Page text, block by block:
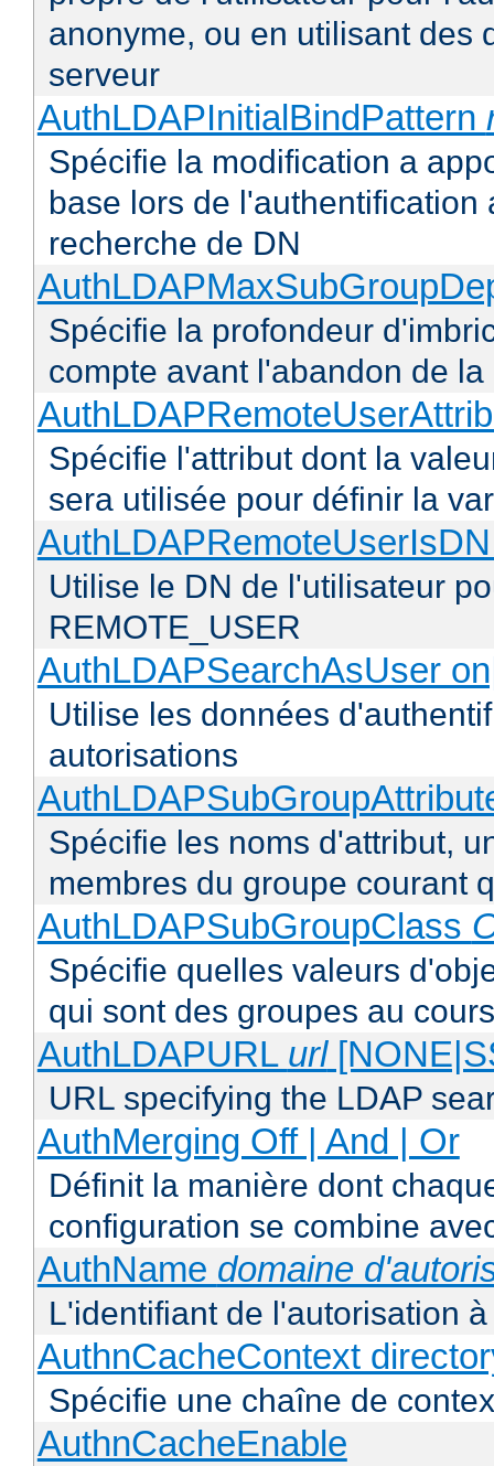
anonyme, ou en utilisant des
serveur
AuthLDAPInitialBindPattern
Spécifie la modification a
base lors de
recherche de DN
Spécifie la profondeur
compte avant l'abandon de
Spécifie l'attribut dont la
sera utilisée pour définir la
Utilise le DN de l'utilisateur
REMOTE_USER
AuthLDAPSearchAsUser
Utilise les données
autorisations
Spécifie les noms d'attribut,
membres du groupe courant
AuthLDAPSubGroupClass
Spécifie quelles valeurs
qui sont des groupes au
AuthLDAPURL url
URL specifying the LDAP
AuthMerging Off | And | Or
Définit la manière dont
configuration se combine
AuthName domaine
L'identifiant de l'autorisation
AuthnCacheContext
Spécifie une chaîne de
AuthnCacheEnable